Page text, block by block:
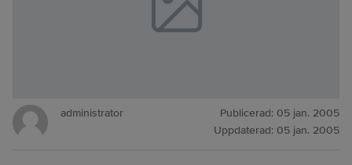
administrator Publicerad: 05 jan. 2005
Uppdaterad: 05 jan. 2005